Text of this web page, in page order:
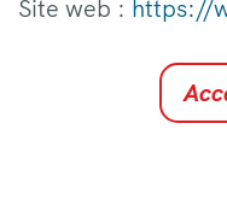
Site web : https://